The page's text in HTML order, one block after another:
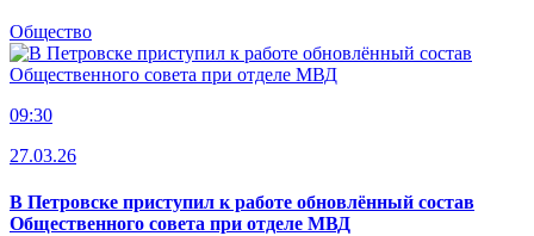
Общество
09:30
27.03.26
В Петровске приступил к работе обновлённый состав
Общественного совета при отделе МВД